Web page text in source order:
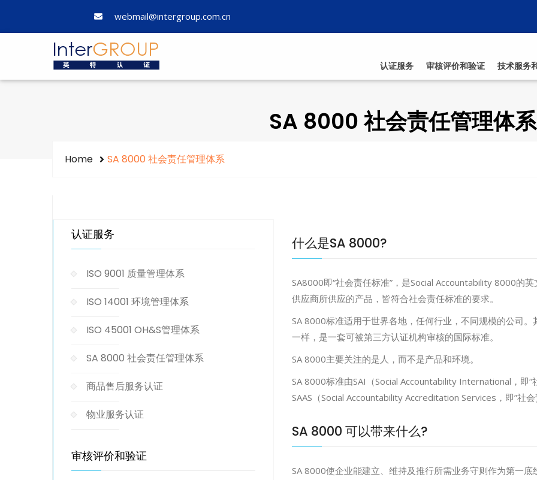
webmail@intergroup.com.cn
认证服务 审核评价和验证 技术服务
SA 8000 社会责任管理体系
Home SA 8000 社会责任管理体系
认证服务
ISO 9001 质量管理体系
ISO 14001 环境管理体系
ISO 45001 OH&S管理体系
SA 8000 社会责任管理体系
商品售后服务认证
物业服务认证
审核评价和验证
什么是SA 8000?
SA8000即“社会责任标准”，是Social Accountability 8000的
供应商所供应的产品，皆符合社会责任标准的要求。
SA 8000标准适用于世界各地，任何行业，不同规模的公司
一样，是一套可被第三方认证机构审核的国际标准。
SA 8000主要关注的是人，而不是产品和环境。
SA 8000标准由SAI（Social Accountability International，即
SAAS（Social Accountability Accreditation Services，即”社
SA 8000 可以带来什么?
SA 8000使企业能建立、维持及推行所需业务守则作为第一